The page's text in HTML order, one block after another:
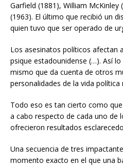
Garfield (1881), William McKinley
(1963). El último que recibió un
quien tuvo que ser operado de
Los asesinatos políticos afectan
psique estadounidense (…). Así
mismo que da cuenta de otros
personalidades de la vida política
Todo eso es tan cierto como
a cabo respecto de cada uno de
ofrecieron resultados
Una secuencia de tres
momento exacto en el que una